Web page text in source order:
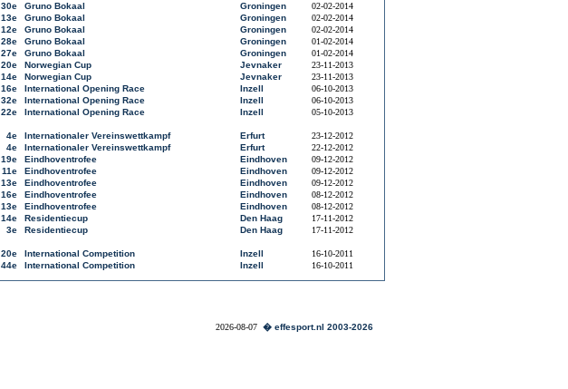
30e Gruno Bokaal Groningen
02-02-2014
13e Gruno Bokaal Groningen
02-02-2014
12e Gruno Bokaal Groningen
02-02-2014
28e Gruno Bokaal Groningen
01-02-2014
27e Gruno Bokaal Groningen
01-02-2014
20e Norwegian Cup Jevnaker
23-11-2013
14e Norwegian Cup Jevnaker
23-11-2013
16e International Opening Race Inzell
06-10-2013
32e International Opening Race Inzell
06-10-2013
22e International Opening Race Inzell
05-10-2013
4e Internationaler Vereinswettkampf Erfurt
23-12-2012
4e Internationaler Vereinswettkampf Erfurt
22-12-2012
19e Eindhoventrofee Eindhoven
09-12-2012
11e Eindhoventrofee Eindhoven
09-12-2012
13e Eindhoventrofee Eindhoven
09-12-2012
16e Eindhoventrofee Eindhoven
08-12-2012
13e Eindhoventrofee Eindhoven
08-12-2012
14e Residentiecup Den Haag
17-11-2012
3e Residentiecup Den Haag
17-11-2012
20e International Competition Inzell
16-10-2011
44e International Competition Inzell 16-10-2011
2026-08-07 � effesport.nl 2003-2026